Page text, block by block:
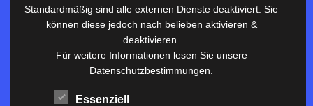
Nützliches
Vertretungsplan
Unterrichtszeiten
Downloadbereich
Terminkalender
Standardmäßig sind alle externen Dienste deaktiviert. Sie
können diese jedoch nach belieben aktivieren &
deaktivieren.
Für weitere Informationen lesen Sie unsere
Datenschutzbestimmungen.
Essenziell